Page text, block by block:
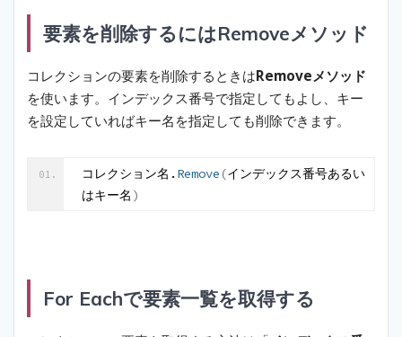
要素を削除するにはRemoveメソッド
コレクションの要素を削除するときはRemoveメソッド
を使います。インデックス番号で指定してもよし、キー
を設定していればキー名を指定しても削除できます。
コレクション名. Remove (インデックス番号あるい
はキー名 )
For Eachで要素一覧を取得する